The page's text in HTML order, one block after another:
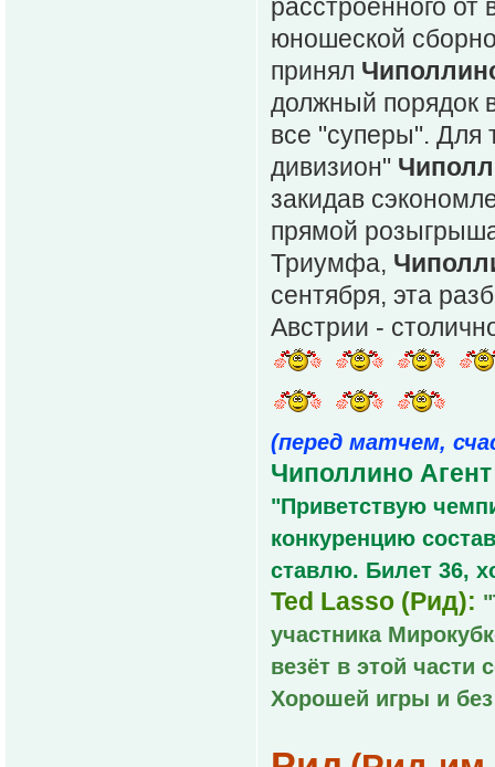
расстроенного от
юношеской
принял
должный порядок
все "суперы". Для
дивизион"
закидав
прямой
Триумфа,
сентября, эта
Австрии -
(перед матчем,
Чиполлино
"Приветствую
конкуренцию
ставлю. Билет 36,
Ted Lasso (Рид):
участника
везёт в этой части
Хорошей игры и